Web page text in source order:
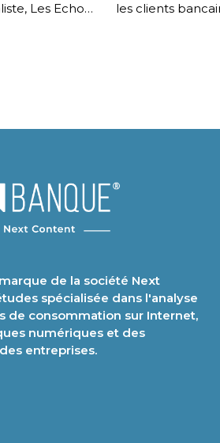
Les Echos,
les clients
de la société Next
spécialisée dans l'analyse
de consommation sur Internet,
numériques et des
entreprises.